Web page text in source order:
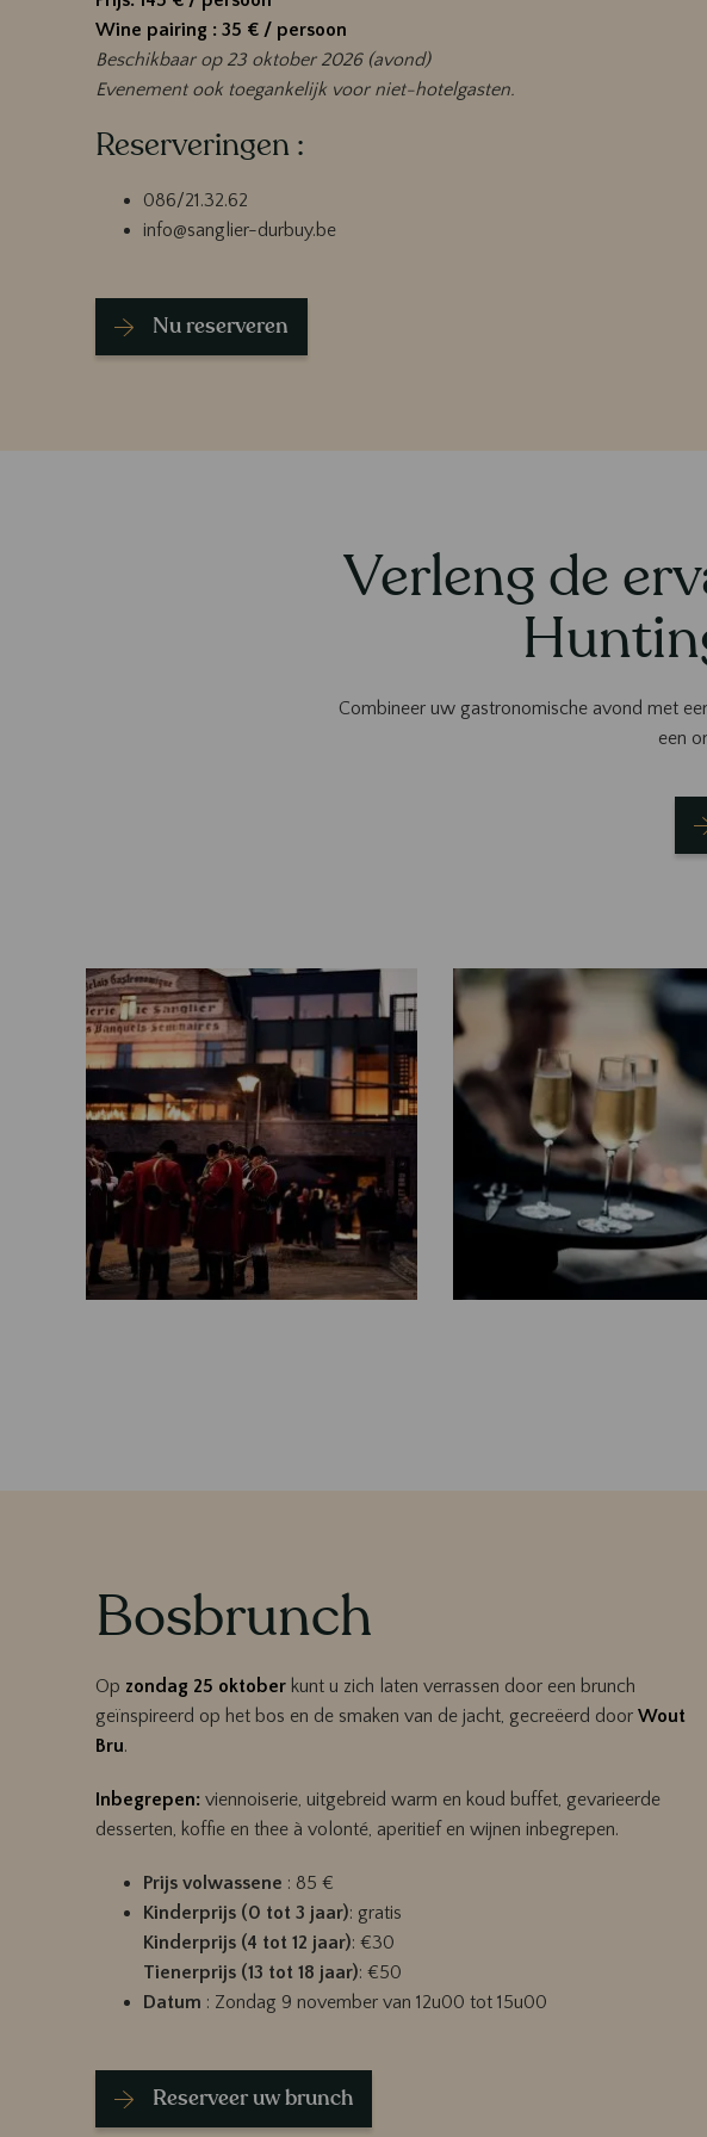
Wine pairing : 35 € / persoon
Beschikbaar op 23 oktober 2026 (avond)
Evenement ook toegankelijk voor niet-hotelgasten.
Reserveringen :
086/21.32.62
info@sanglier-durbuy.be
Nu reserveren
Verleng de
Combineer uw gastronomische avond met
een
Contenu
Bosbrunch
Op zondag 25 oktober kunt u zich laten verrassen door een brunch
geïnspireerd op het bos en de smaken van de jacht, gecreëerd door Wout
Bru.
Inbegrepen: viennoiserie, uitgebreid warm en koud buffet, gevarieerde
desserten, koffie en thee à volonté, aperitief en wijnen inbegrepen.
Prijs volwassene : 85 €
Kinderprijs (0 tot 3 jaar): gratis
Kinderprijs (4 tot 12 jaar): €30
Tienerprijs (13 tot 18 jaar): €50
Datum : Zondag 9 november van 12u00 tot 15u00
Reserveer uw brunch